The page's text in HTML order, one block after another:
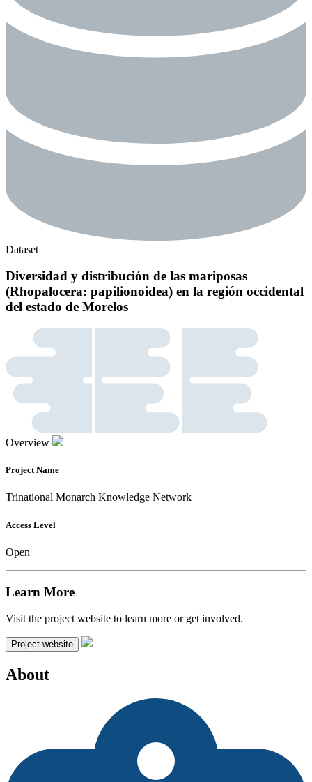
Dataset
Diversidad y distribución de las mariposas
(Rhopalocera: papilionoidea) en la región occidental
del estado de Morelos
Overview
Project Name
Trinational Monarch Knowledge Network
Access Level
Open
Learn More
Visit the project website to learn more or get involved.
Project website
About